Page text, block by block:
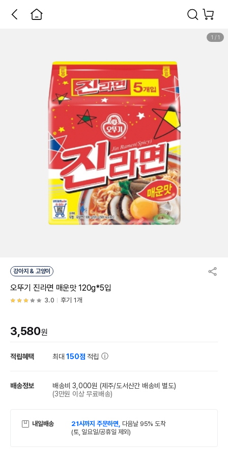
1 / 1
강아지 & 고양이
오뚜기 진라면 매운맛 120g*5입
3.0 후기 1개
3,580원
적립혜택 최대150점 적립
배송정보 배송비 3,000원 (제주/도서산간 배송비 별도)
(3만원 이상 무료배송)
내일배송 21시까지 주문하면, 다음날 95% 도착
(토, 일요일/공휴일 제외)